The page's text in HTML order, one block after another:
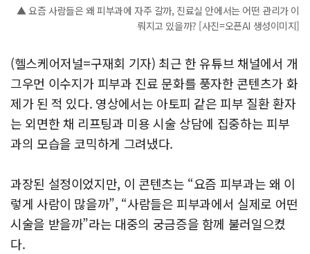
▲ 요즘 사람들은 왜 피부과에 자주 갈까, 진료실 안에서는 어떤 관리가 이
뤄지고 있을까? [사진=오픈AI 생성이미지]
(헬스케어저널=구재회 기자) 최근 한 유튜브 채널에서 개
그우먼 이수지가 피부과 진료 문화를 풍자한 콘텐츠가 화
제가 된 적 있다. 영상에서는 아토피 같은 피부 질환 환자
는 외면한 채 리프팅과 미용 시술 상담에 집중하는 피부
과의 모습을 코믹하게 그려냈다.
과장된 설정이었지만, 이 콘텐츠는 “요즘 피부과는 왜 이
렇게 사람이 많을까”, “사람들은 피부과에서 실제로 어떤
시술을 받을까”라는 대중의 궁금증을 함께 불러일으켰
다.